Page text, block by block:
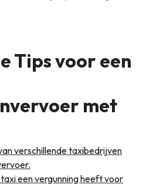
Tips voor een
met
verschillende taxibedrijven
een vergunning heeft voor